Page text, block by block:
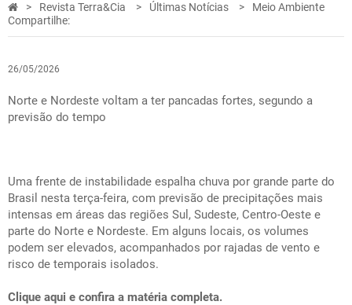
Revista Terra&Cia Últimas Notícias
Meio Ambiente
Compartilhe:
26/05/2026
Norte e Nordeste voltam a ter pancadas fortes, segundo a
previsão do tempo
Uma frente de instabilidade espalha chuva por grande parte do
Brasil nesta terça-feira, com previsão de precipitações mais
intensas em áreas das regiões Sul, Sudeste, Centro-Oeste e
parte do Norte e Nordeste. Em alguns locais, os volumes
podem ser elevados, acompanhados por rajadas de vento e
risco de temporais isolados.
Clique aqui e confira a matéria completa.